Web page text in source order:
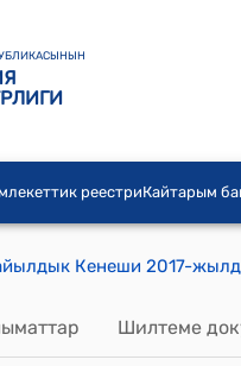
реестриКайтарым
Шилтеме